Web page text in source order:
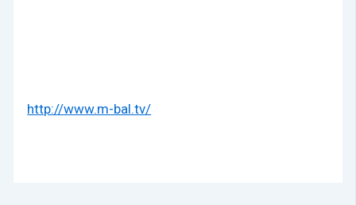
http://www.m-bal.tv/